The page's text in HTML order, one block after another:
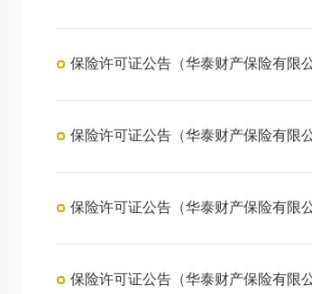
保险许可证公告（华泰财产保险有限
保险许可证公告（华泰财产保险有限
保险许可证公告（华泰财产保险有限
保险许可证公告（华泰财产保险有限